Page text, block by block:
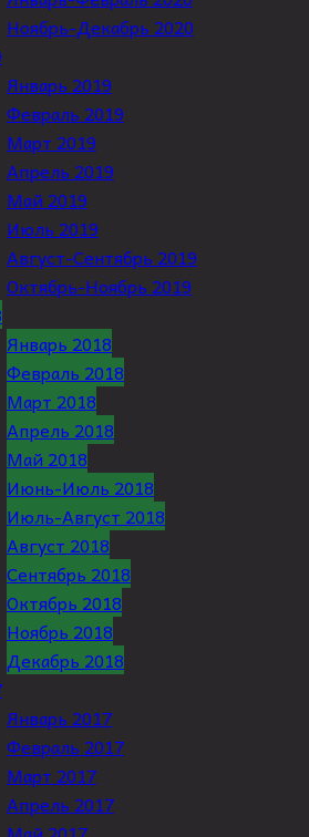
Ноябрь-Декабрь 2020
Январь 2019
Февраль 2019
Март 2019
Апрель 2019
Май 2019
Июль 2019
Август-Сентябрь 2019
Октябрь-Ноябрь 2019
Январь 2018
Февраль 2018
Март 2018
Апрель 2018
Май 2018
Июнь-Июль 2018
Июль-Август 2018
Август 2018
Сентябрь 2018
Октябрь 2018
Ноябрь 2018
Декабрь 2018
Январь 2017
Февраль 2017
Март 2017
Апрель 2017